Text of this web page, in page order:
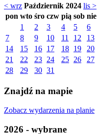
< wrz Październik 2024 lis >
pon wto śro czw pią sob nie
1
2 3 4 5
6
7
8 9 10 11 12
13
14
15 16 17 18 19
20
21
22 23 24 25 26
27
28
29 30 31
Znajdź na mapie
Zobacz wydarzenia na planie
2026 - wybrane